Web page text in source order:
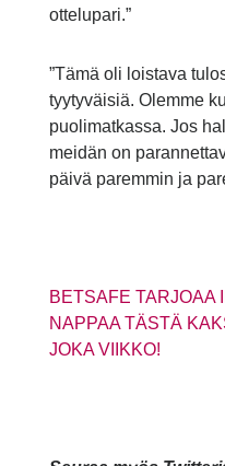
ottelupari.”
”Tämä oli loistava
tyytyväisiä. Olemme
puolimatkassa. Jos
meidän on
päivä paremmin ja
BETSAFE TARJOAA
NAPPAA TÄSTÄ
JOKA VIIKKO!